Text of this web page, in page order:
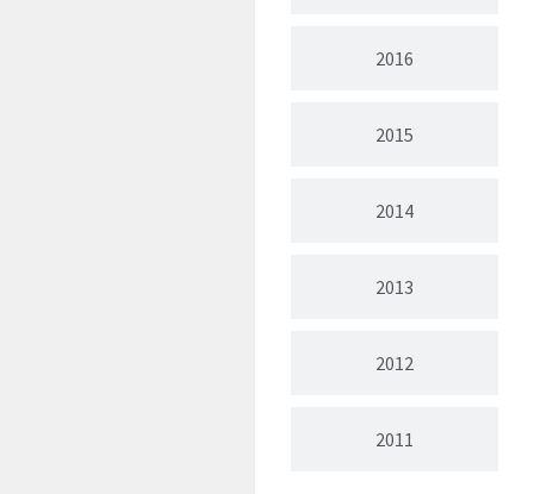
2016
2015
2014
2013
2012
2011